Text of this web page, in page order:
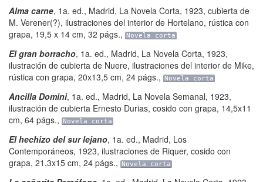
Alma carne, 1a. ed., Madrid, La Novela Corta, 1923, cubierta de
M. Verener(?), ilustraciones del interior de Hortelano, rústica con
grapa, 19,5 x 14 cm, 32 págs., Novela corta
El gran borracho, 1a. ed., Madrid, La Novela Corta, 1923,
ilustración de cubierta de Nuere, ilustraciones del interior de Mike,
rústica con grapa, 20x13,5 cm, 24 págs., Novela corta
Ancilla Domini, 1a. ed., Madrid, La Novela Semanal, 1923,
ilustración de cubierta Ernesto Durias, cosido con grapa, 14,5x11
cm, 64 págs., Novela corta
El hechizo del sur lejano, 1a. ed., Madrid, Los
Contemporáneos, 1923, ilustraciones de Riquer, cosido con
grapa, 21,3x15 cm, 24 págs., Novela corta